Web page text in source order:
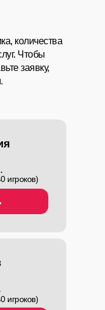
количества
Чтобы
заявку,
игроков)
игроков)